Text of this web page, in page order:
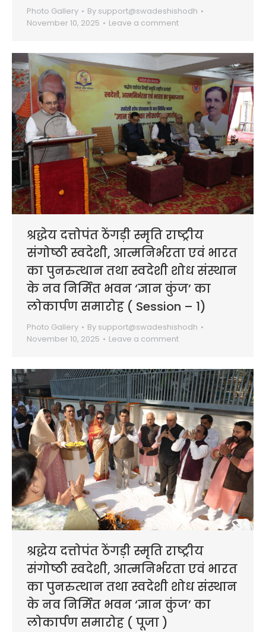
Photo Gallery By support@swadeshishodh
November 10, 2025
Leave a comment
श्रद्धेय दत्तोपंत ठेंगड़ी स्मृति राष्ट्रीय
संगोष्ठी स्वदेशी, आत्मनिर्भरता एवं भारत
का पुनरुत्थान तथा स्वदेशी शोध संस्थान
के नव निर्मित भवन ‘ज्ञान कुंज’ का
लोकार्पण समारोह ( Session – 1)
Photo Gallery By support@swadeshishodh
November 10, 2025
Leave a comment
श्रद्धेय दत्तोपंत ठेंगड़ी स्मृति राष्ट्रीय
संगोष्ठी स्वदेशी, आत्मनिर्भरता एवं भारत
का पुनरुत्थान तथा स्वदेशी शोध संस्थान
के नव निर्मित भवन ‘ज्ञान कुंज’ का
लोकार्पण समारोह ( पूजा )